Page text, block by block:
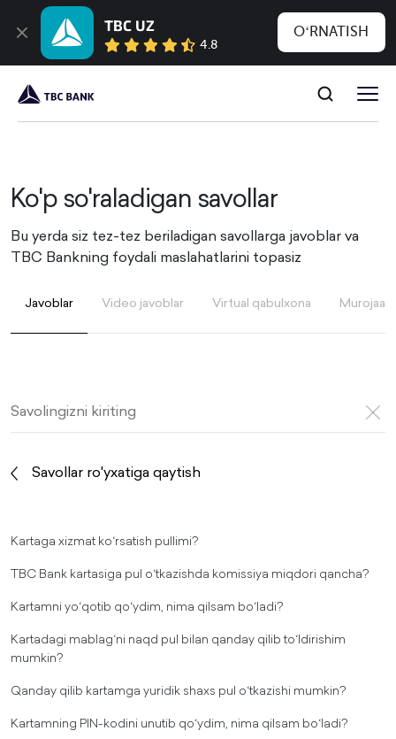
TBC UZ
4.8
OʻRNATISH
Ko'p so'raladigan savollar
Bu yerda siz tez-tez beriladigan savollarga javoblar va
TBC Bankning foydali maslahatlarini topasiz
Javoblar Video javoblar Virtual qabulxona
Savollar ro'yxatiga qaytish
Kartaga xizmat koʻrsatish pullimi?
TBC Bank kartasiga pul oʻtkazishda komissiya miqdori qancha?
Kartamni yoʻqotib qoʻydim, nima qilsam boʻladi?
Kartadagi mablagʻni naqd pul bilan qanday qilib toʻldirishim
mumkin?
Qanday qilib kartamga yuridik shaxs pul oʻtkazishi mumkin?
Kartamning PIN-kodini unutib qoʻydim, nima qilsam boʻladi?